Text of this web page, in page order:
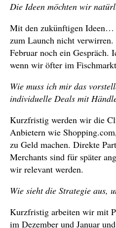
Die Ideen möchten wir
Mit den zukünftigen
zum Launch nicht
Februar noch ein Gespräch.
wenn wir öfter im
Wie muss ich mir das
individuelle Deals mit
Kurzfristig werden wir die
Anbietern wie
zu Geld machen. Direkte
Merchants sind für später
wir relevant werden.
Wie sieht die Strategie aus,
Kurzfristig arbeiten wir mit
im Dezember und Januar